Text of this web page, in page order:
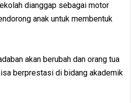
dianggap sebagai motor
anak untuk membentuk
akan berubah dan orang tua
berprestasi di bidang akademik